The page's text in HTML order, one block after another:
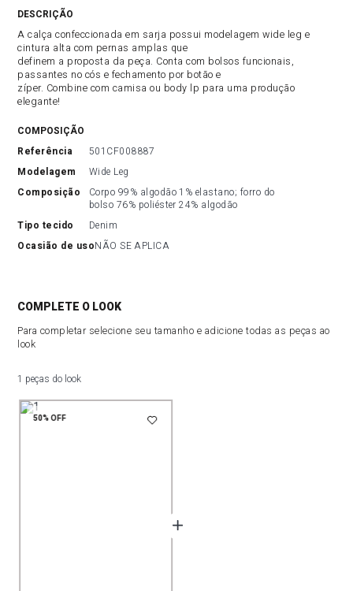
A calça confeccionada em sarja possui modelagem wide leg e
cintura alta com pernas amplas que
definem a proposta da peça. Conta com bolsos funcionais,
passantes no cós e fechamento por botão e
zíper. Combine com camisa ou body lp para uma produção
elegante!
COMPOSIÇÃO
referência
501CF008887
modelagem
Wide Leg
composição
Corpo 99% algodão 1% elastano; forro do
bolso 76% poliéster 24% algodão
tipo tecido
Denim
ocasião de usoNÃO SE APLICA
COMPLETE O LOOK
Para completar selecione seu tamanho e adicione todas as peças ao
look
1 peças do look
50%OFF